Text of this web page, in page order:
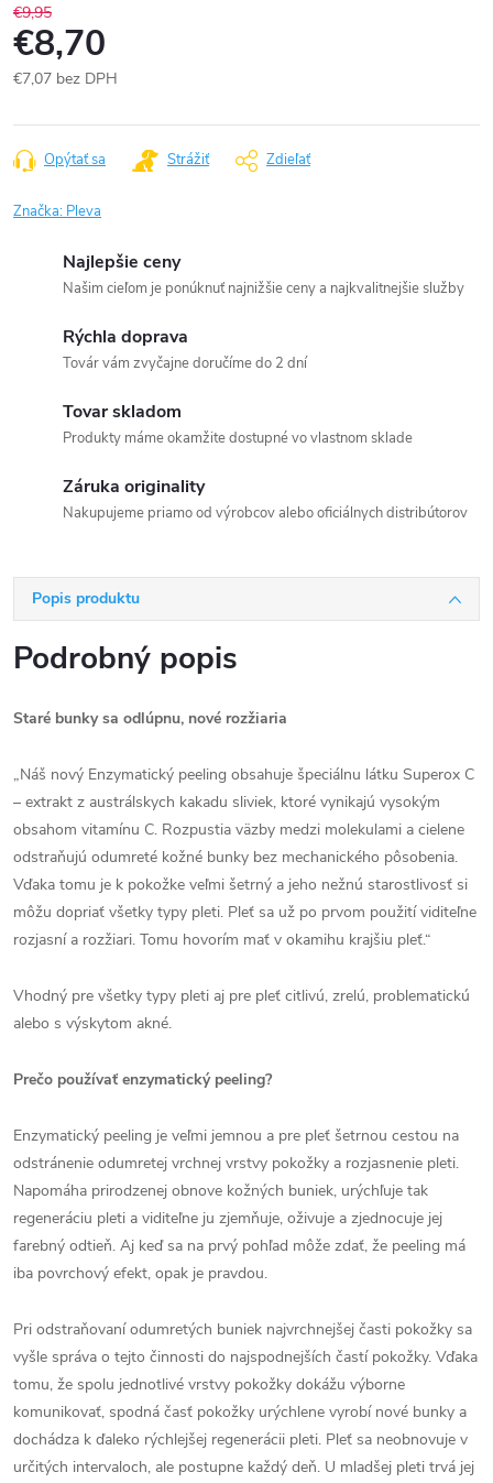
€9,95
€8,70
€7,07 bez DPH
cena:
Opýtať sa Strážiť Zdieľať
Značka: Pleva
Najlepšie ceny
Našim cieľom je ponúknuť najnižšie ceny a najkvalitnejšie služby
Rýchla doprava
Továr vám zvyčajne doručíme do 2 dní
Tovar skladom
Produkty máme okamžite dostupné vo vlastnom sklade
Záruka originality
Nakupujeme priamo od výrobcov alebo oficiálnych distribútorov
Popis produktu
Podrobný popis
Staré bunky sa odlúpnu, nové rozžiaria
„Náš nový Enzymatický peeling obsahuje špeciálnu látku Superox C
– extrakt z austrálskych kakadu sliviek, ktoré vynikajú vysokým
obsahom vitamínu C. Rozpustia väzby medzi molekulami a cielene
odstraňujú odumreté kožné bunky bez mechanického pôsobenia.
Vďaka tomu je k pokožke veľmi šetrný a jeho nežnú starostlivosť si
môžu dopriať všetky typy pleti. Pleť sa už po prvom použití viditeľne
rozjasní a rozžiari. Tomu hovorím mať v okamihu krajšiu pleť.“
Vhodný pre všetky typy pleti aj pre pleť citlivú, zrelú, problematickú
alebo s výskytom akné.
Prečo používať enzymatický peeling?
Enzymatický peeling je veľmi jemnou a pre pleť šetrnou cestou na
odstránenie odumretej vrchnej vrstvy pokožky a rozjasnenie pleti.
Napomáha prirodzenej obnove kožných buniek, urýchľuje tak
regeneráciu pleti a viditeľne ju zjemňuje, oživuje a zjednocuje jej
farebný odtieň. Aj keď sa na prvý pohľad môže zdať, že peeling má
iba povrchový efekt, opak je pravdou.
Pri odstraňovaní odumretých buniek najvrchnejšej časti pokožky sa
vyšle správa o tejto činnosti do najspodnejších častí pokožky. Vďaka
tomu, že spolu jednotlivé vrstvy pokožky dokážu výborne
komunikovať, spodná časť pokožky urýchlene vyrobí nové bunky a
dochádza k ďaleko rýchlejšej regenerácii pleti. Pleť sa neobnovuje v
určitých intervaloch, ale postupne každý deň. U mladšej pleti trvá jej